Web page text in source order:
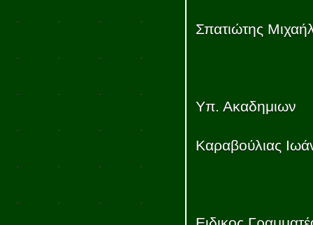
Σπατιώτης
Υπ. Ακαδημιων
Καραβούλιας